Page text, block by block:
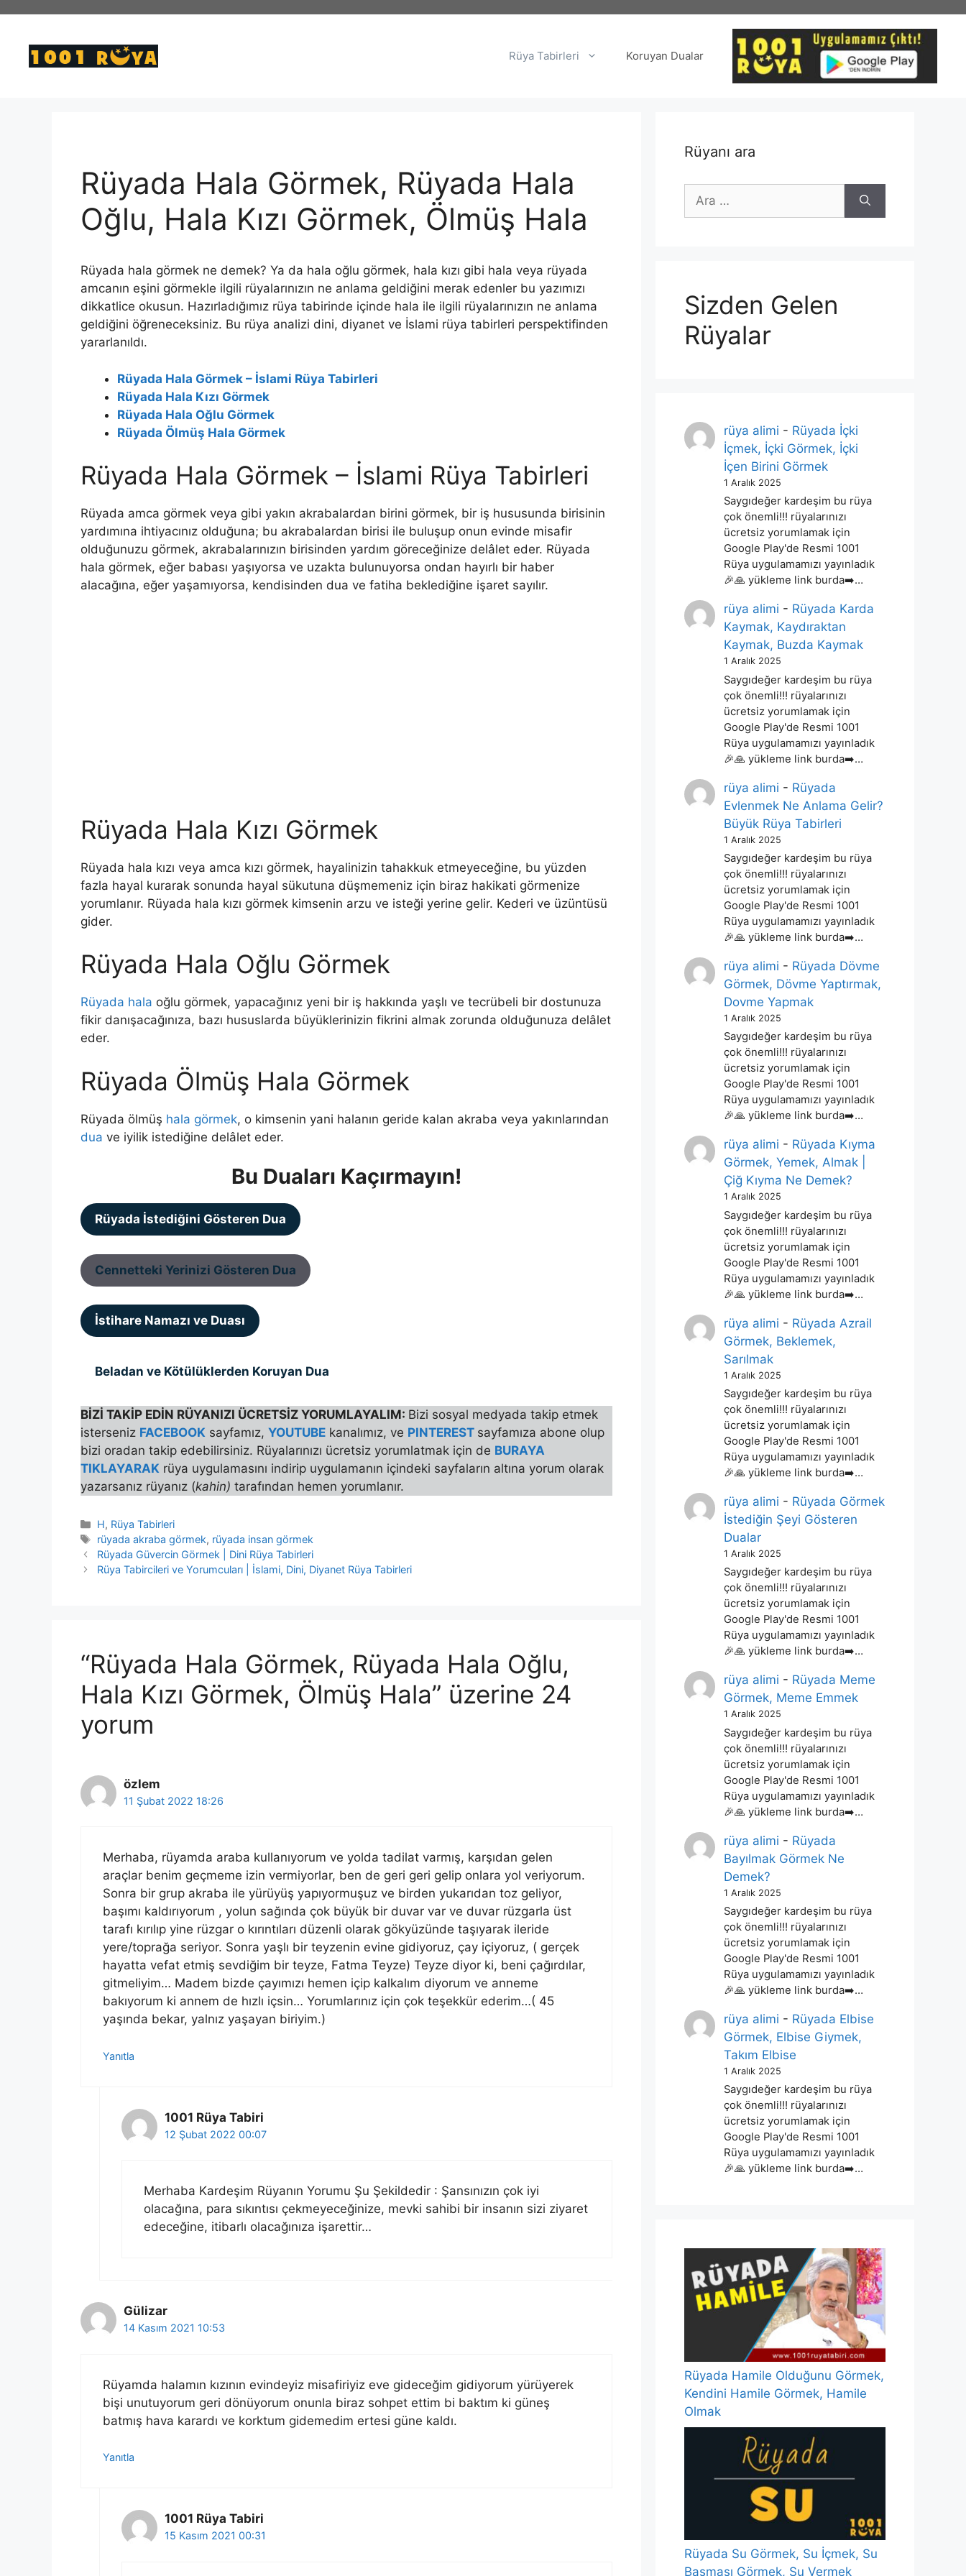
Rüya Tabirleri Koruyan Dualar
Rüyada Hala Görmek, Rüyada Hala
Oğlu, Hala Kızı Görmek, Ölmüş Hala
Rüyada hala görmek ne demek? Ya da hala oğlu görmek, hala kızı gibi hala veya rüyada
amcanın eşini görmekle ilgili rüyalarınızın ne anlama geldiğini merak edenler bu yazımızı
dikkatlice okusun. Hazırladığımız rüya tabirinde içinde hala ile ilgili rüyalarınızın ne anlama
geldiğini öğreneceksiniz. Bu rüya analizi dini, diyanet ve İslami rüya tabirleri perspektifinden
yararlanıldı.
Rüyada Hala Görmek – İslami Rüya Tabirleri
Rüyada Hala Kızı Görmek
Rüyada Hala Oğlu Görmek
Rüyada Ölmüş Hala Görmek
Rüyada Hala Görmek – İslami Rüya Tabirleri
Rüyada amca görmek veya gibi yakın akrabalardan birini görmek, bir iş hususunda birisinin
yardımına ihtiyacınız olduğuna; bu akrabalardan birisi ile buluşup onun evinde misafir
olduğunuzu görmek, akrabalarınızın birisinden yardım göreceğinize delâlet eder. Rüyada
hala görmek, eğer babası yaşıyorsa ve uzakta bulunuyorsa ondan hayırlı bir haber
alacağına, eğer yaşamıyorsa, kendisinden dua ve fatiha beklediğine işaret sayılır.
Rüyada Hala Kızı Görmek
Rüyada hala kızı veya amca kızı görmek, hayalinizin tahakkuk etmeyeceğine, bu yüzden
fazla hayal kurarak sonunda hayal sükutuna düşmemeniz için biraz hakikati görmenize
yorumlanır. Rüyada hala kızı görmek kimsenin arzu ve isteği yerine gelir. Kederi ve üzüntüsü
gider.
Rüyada Hala Oğlu Görmek
Rüyada hala oğlu görmek, yapacağınız yeni bir iş hakkında yaşlı ve tecrübeli bir dostunuza
fikir danışacağınıza, bazı hususlarda büyüklerinizin fikrini almak zorunda olduğunuza delâlet
eder.
Rüyada Ölmüş Hala Görmek
Rüyada ölmüş hala görmek, o kimsenin yani halanın geride kalan akraba veya yakınlarından
dua ve iyilik istediğine delâlet eder.
Bu Duaları Kaçırmayın!
Rüyada İstediğini Gösteren Dua
Cennetteki Yerinizi Gösteren Dua
İstihare Namazı ve Duası
Beladan ve Kötülüklerden Koruyan Dua
BİZİ TAKİP EDİN RÜYANIZI ÜCRETSİZ YORUMLAYALIM: Bizi sosyal medyada takip etmek
isterseniz FACEBOOK sayfamız, YOUTUBE kanalımız, ve PINTEREST sayfamıza abone olup
bizi oradan takip edebilirsiniz. Rüyalarınızı ücretsiz yorumlatmak için de BURAYA
TIKLAYARAK rüya uygulamasını indirip uygulamanın içindeki sayfaların altına yorum olarak
yazarsanız rüyanız (kahin) tarafından hemen yorumlanır.
Kategoriler
H, Rüya Tabirleri
Etiketler
rüyada akraba görmek, rüyada insan görmek
Rüyada Güvercin Görmek | Dini Rüya Tabirleri
Rüya Tabircileri ve Yorumcuları | İslami, Dini, Diyanet Rüya Tabirleri
“Rüyada Hala Görmek, Rüyada Hala Oğlu,
Hala Kızı Görmek, Ölmüş Hala” üzerine 24
yorum
özlem
11 Şubat 2022 18:26
Merhaba, rüyamda araba kullanıyorum ve yolda tadilat varmış, karşıdan gelen
araçlar benim geçmeme izin vermiyorlar, ben de geri geri gelip onlara yol veriyorum.
Sonra bir grup akraba ile yürüyüş yapıyormuşuz ve birden yukarıdan toz geliyor,
başımı kaldırıyorum , yolun sağında çok büyük bir duvar var ve duvar rüzgarla üst
tarafı kırılıp yine rüzgar o kırıntıları düzenli olarak gökyüzünde taşıyarak ileride
yere/toprağa seriyor. Sonra yaşlı bir teyzenin evine gidiyoruz, çay içiyoruz, ( gerçek
hayatta vefat etmiş sevdiğim bir teyze, Fatma Teyze) Teyze diyor ki, beni çağırdılar,
gitmeliyim… Madem bizde çayımızı hemen içip kalkalım diyorum ve anneme
bakıyorum ki annem de hızlı içsin… Yorumlarınız için çok teşekkür ederim…( 45
yaşında bekar, yalnız yaşayan biriyim.)
Yanıtla
1001 Rüya Tabiri
12 Şubat 2022 00:07
Merhaba Kardeşim Rüyanın Yorumu Şu Şekildedir : Şansınızın çok iyi
olacağına, para sıkıntısı çekmeyeceğinize, mevki sahibi bir insanın sizi ziyaret
edeceğine, itibarlı olacağınıza işarettir…
Gülizar
14 Kasım 2021 10:53
Rüyamda halamın kızının evindeyiz misafiriyiz eve gideceğim gidiyorum yürüyerek
bişi unutuyorum geri dönüyorum onunla biraz sohpet ettim bi baktım ki güneş
batmış hava karardı ve korktum gidemedim ertesi güne kaldı.
Yanıtla
1001 Rüya Tabiri
15 Kasım 2021 00:31
Rüyanı ara
için
Sizden Gelen
Rüyalar
rüya alimi - Rüyada İçki
İçmek, İçki Görmek, İçki
İçen Birini Görmek
1 Aralık 2025
Saygıdeğer kardeşim bu rüya
çok önemli!!! rüyalarınızı
ücretsiz yorumlamak için
Google Play'de Resmi 1001
Rüya uygulamamızı yayınladık
🎉🙏 yükleme link burda➡️…
rüya alimi - Rüyada Karda
Kaymak, Kaydıraktan
Kaymak, Buzda Kaymak
1 Aralık 2025
Saygıdeğer kardeşim bu rüya
çok önemli!!! rüyalarınızı
ücretsiz yorumlamak için
Google Play'de Resmi 1001
Rüya uygulamamızı yayınladık
🎉🙏 yükleme link burda➡️…
rüya alimi - Rüyada
Evlenmek Ne Anlama Gelir?
Büyük Rüya Tabirleri
1 Aralık 2025
Saygıdeğer kardeşim bu rüya
çok önemli!!! rüyalarınızı
ücretsiz yorumlamak için
Google Play'de Resmi 1001
Rüya uygulamamızı yayınladık
🎉🙏 yükleme link burda➡️…
rüya alimi - Rüyada Dövme
Görmek, Dövme Yaptırmak,
Dovme Yapmak
1 Aralık 2025
Saygıdeğer kardeşim bu rüya
çok önemli!!! rüyalarınızı
ücretsiz yorumlamak için
Google Play'de Resmi 1001
Rüya uygulamamızı yayınladık
🎉🙏 yükleme link burda➡️…
rüya alimi - Rüyada Kıyma
Görmek, Yemek, Almak |
Çiğ Kıyma Ne Demek?
1 Aralık 2025
Saygıdeğer kardeşim bu rüya
çok önemli!!! rüyalarınızı
ücretsiz yorumlamak için
Google Play'de Resmi 1001
Rüya uygulamamızı yayınladık
🎉🙏 yükleme link burda➡️…
rüya alimi - Rüyada Azrail
Görmek, Beklemek,
Sarılmak
1 Aralık 2025
Saygıdeğer kardeşim bu rüya
çok önemli!!! rüyalarınızı
ücretsiz yorumlamak için
Google Play'de Resmi 1001
Rüya uygulamamızı yayınladık
🎉🙏 yükleme link burda➡️…
rüya alimi - Rüyada Görmek
İstediğin Şeyi Gösteren
Dualar
1 Aralık 2025
Saygıdeğer kardeşim bu rüya
çok önemli!!! rüyalarınızı
ücretsiz yorumlamak için
Google Play'de Resmi 1001
Rüya uygulamamızı yayınladık
🎉🙏 yükleme link burda➡️…
rüya alimi - Rüyada Meme
Görmek, Meme Emmek
1 Aralık 2025
Saygıdeğer kardeşim bu rüya
çok önemli!!! rüyalarınızı
ücretsiz yorumlamak için
Google Play'de Resmi 1001
Rüya uygulamamızı yayınladık
🎉🙏 yükleme link burda➡️…
rüya alimi - Rüyada
Bayılmak Görmek Ne
Demek?
1 Aralık 2025
Saygıdeğer kardeşim bu rüya
çok önemli!!! rüyalarınızı
ücretsiz yorumlamak için
Google Play'de Resmi 1001
Rüya uygulamamızı yayınladık
🎉🙏 yükleme link burda➡️…
rüya alimi - Rüyada Elbise
Görmek, Elbise Giymek,
Takım Elbise
1 Aralık 2025
Saygıdeğer kardeşim bu rüya
çok önemli!!! rüyalarınızı
ücretsiz yorumlamak için
Google Play'de Resmi 1001
Rüya uygulamamızı yayınladık
🎉🙏 yükleme link burda➡️…
Rüyada Hamile Olduğunu Görmek,
Kendini Hamile Görmek, Hamile
Olmak
Rüyada Su Görmek, Su İçmek, Su
Basması Görmek, Su Vermek